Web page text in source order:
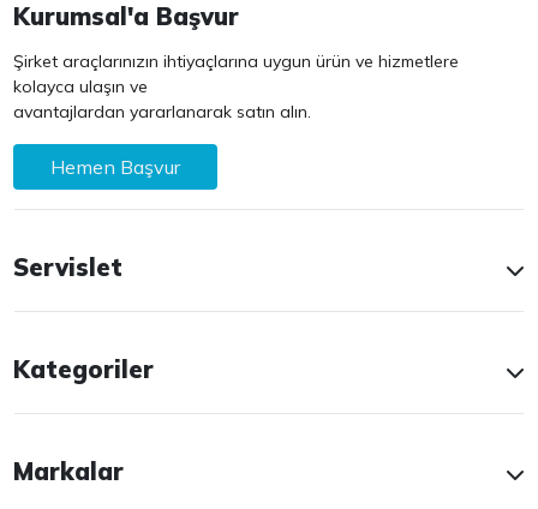
Kurumsal'a Başvur
Şirket araçlarınızın ihtiyaçlarına uygun ürün ve hizmetlere
kolayca ulaşın ve
avantajlardan yararlanarak satın alın.
Hemen Başvur
Servislet
Kategoriler
Markalar